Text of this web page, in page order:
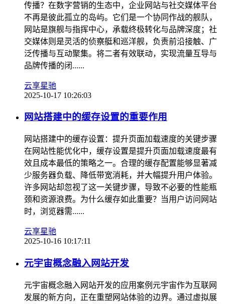
传播？在数字营销的生态中，企业网站与社交媒体平台
不再是彼此孤立的岛屿。它们是一个协同作战的舰队，
网站是旗舰与指挥中心，承载终极转化与品牌深度；社
交媒体则是灵活的侦察艇和巡洋舰，负责前沿接触、广
泛传播与互动聚集。将二者有效联动，实现流量互导与
品牌传播的闭......
云享星驰
2025-10-17 10:26:03
网站搭建中的缓存设置的重要作用
网站搭建中的缓存设置：提升页面加载速度的关键步骤
在网站性能优化中，缓存设置是提升页面加载速度最有
效且成本最低的策略之一。合理的缓存配置能够显著减
少服务器负载、降低带宽消耗，并大幅提升用户体验。
许多网站却忽视了这一关键步骤，导致不必要的性能瓶
颈和资源浪费。为什么缓存如此重要？当用户访问网站
时，浏览器需......
云享星驰
2025-10-16 10:17:11
元宇宙概念融入网站开发
元宇宙概念融入网站开发的应用案例元宇宙作为互联网
发展的新方向，正在重塑网站体验的边界。通过虚拟展